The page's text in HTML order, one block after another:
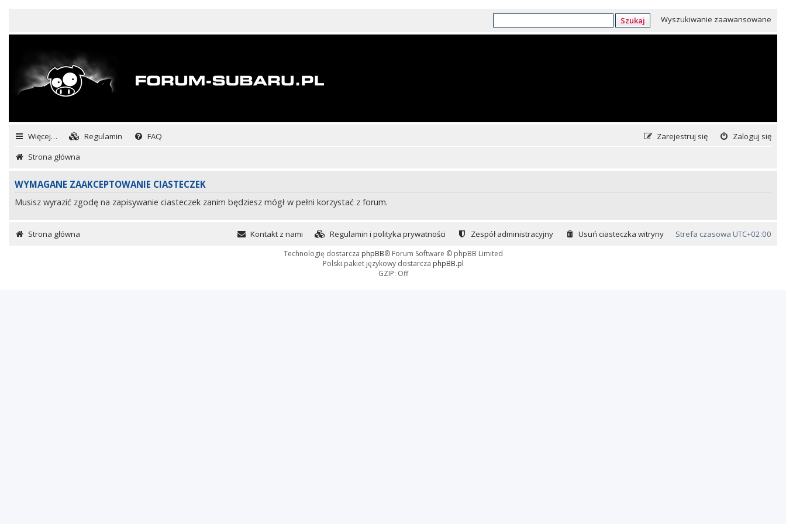
Szukaj Wyszukiwanie zaawansowane
Więcej… Regulamin FAQ Zaloguj się
Zarejestruj się
Strona główna
WYMAGANE ZAAKCEPTOWANIE CIASTECZEK
Musisz wyrazić zgodę na zapisywanie ciasteczek zanim będziesz mógł w pełni korzystać z forum.
Strona główna Strefa czasowa UTC+02:00
Usuń ciasteczka witryny
Zespół administracyjny
Regulamin i polityka prywatności
Kontakt z nami
Technologię dostarcza phpBB® Forum Software © phpBB Limited
Polski pakiet językowy dostarcza phpBB.pl
GZIP: Off